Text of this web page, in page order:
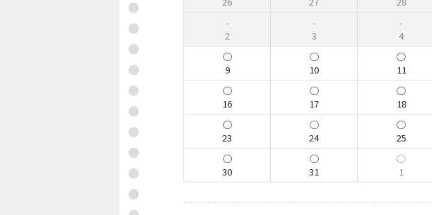
2 3 4
9 10 11
16 17 18
23 24 25
30 31 1